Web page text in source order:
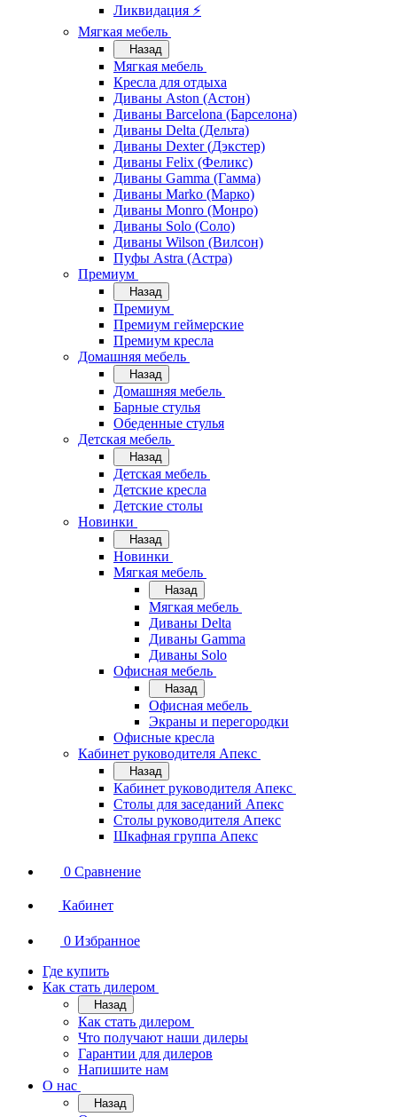
Ликвидация ⚡
Мягкая мебель
Назад
Мягкая мебель
Кресла для отдыха
Диваны Aston (Астон)
Диваны Barcelona (Барселона)
Диваны Delta (Дельта)
Диваны Dexter (Дэкстер)
Диваны Felix (Феликс)
Диваны Gamma (Гамма)
Диваны Marko (Марко)
Диваны Monro (Монро)
Диваны Solo (Соло)
Диваны Wilson (Вилсон)
Пуфы Astra (Астра)
Премиум
Назад
Премиум
Премиум геймерские
Премиум кресла
Домашняя мебель
Назад
Домашняя мебель
Барные стулья
Обеденные стулья
Детская мебель
Назад
Детская мебель
Детские кресла
Детские столы
Новинки
Назад
Новинки
Мягкая мебель
Назад
Мягкая мебель
Диваны Delta
Диваны Gamma
Диваны Solo
Офисная мебель
Назад
Офисная мебель
Экраны и перегородки
Офисные кресла
Кабинет руководителя Апекс
Назад
Кабинет руководителя Апекс
Столы для заседаний Апекс
Столы руководителя Апекс
Шкафная группа Апекс
0 Сравнение
Кабинет
0 Избранное
Где купить
Как стать дилером
Назад
Как стать дилером
Что получают наши дилеры
Гарантии для дилеров
Напишите нам
О нас
Назад